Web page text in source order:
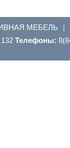
МЕБЕЛЬ |
Телефоны: